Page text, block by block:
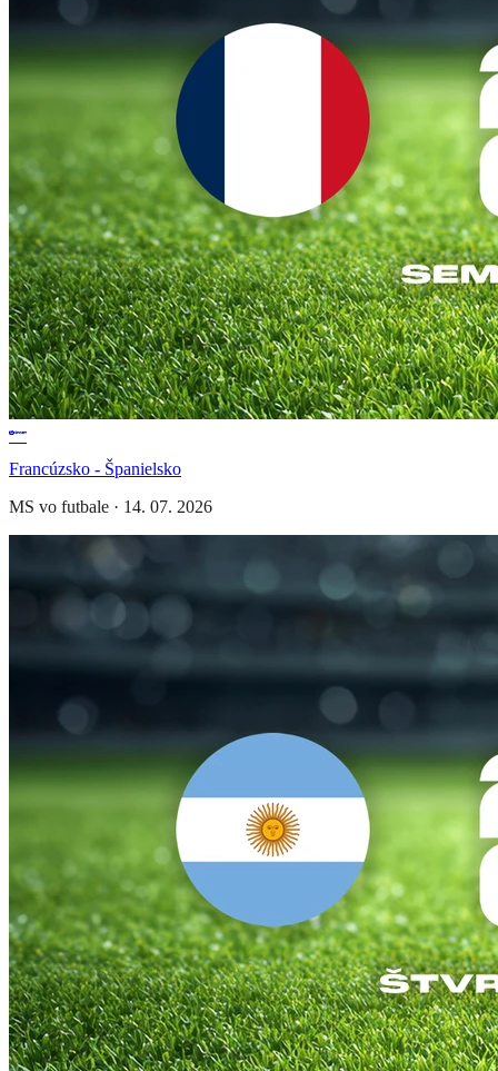
Francúzsko - Španielsko
MS vo futbale · 14. 07. 2026